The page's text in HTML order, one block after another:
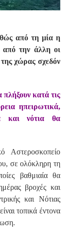
από τη μία η
από την άλλη οι
της χώρας σχεδόν
κατά τις
ηπειρωτικά,
και νότια θα
Αστεροσκοπείο
σε ολόκληρη τη
βαθμιαία θα
βροχές και
και Νότιας
τοπικά έντονα